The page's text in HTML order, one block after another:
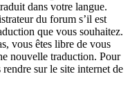
dans votre langue.
du forum s’il est
que vous souhaitez.
vous êtes libre de vous
nouvelle traduction. Pour
sur le site internet de